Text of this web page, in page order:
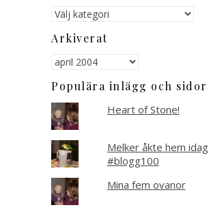
Kategorier
Arkiverat
Arkiverat
Populära inlägg och sidor
Heart of Stone!
Melker åkte hem idag
#blogg100
Mina fem ovanor